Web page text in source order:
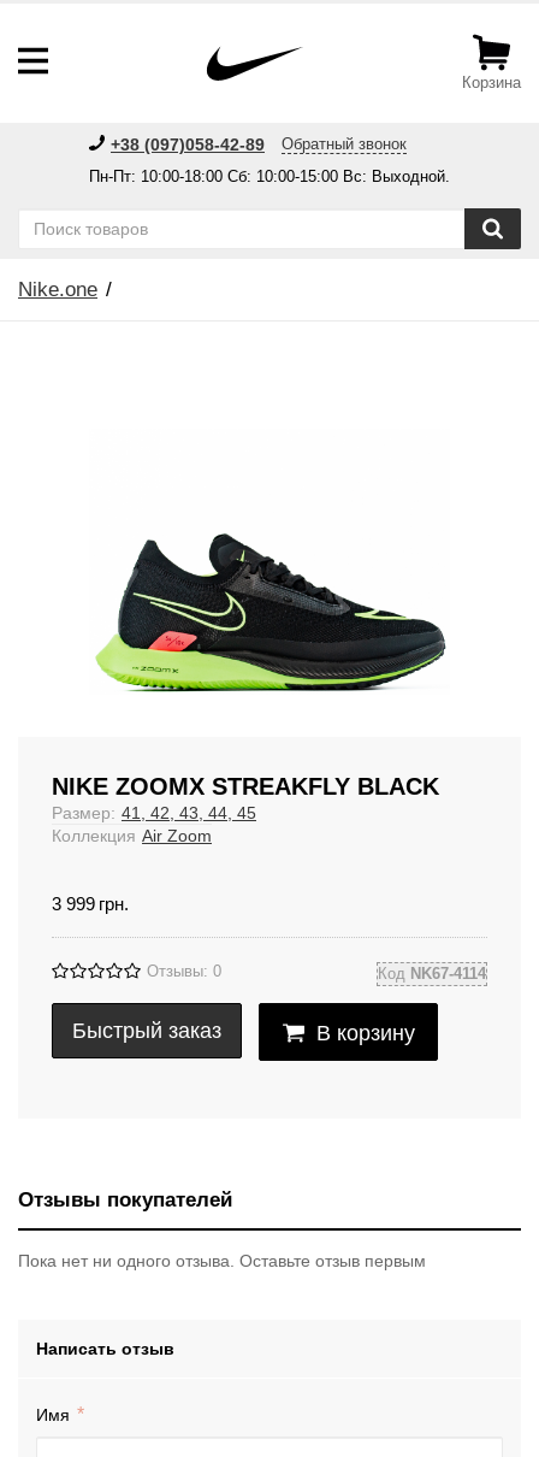
Корзина
+38 (097)058-42-89
Обратный звонок
Пн-Пт: 10:00-18:00 Сб: 10:00-15:00 Вс: Выходной.
Nike.one
NIKE ZOOMX STREAKFLY BLACK
Размер: 41, 42, 43, 44, 45
Коллекция Air Zoom
3 999 грн.
Отзывы: 0 Код NK67-4114
Быстрый заказ В корзину
Отзывы покупателей
Пока нет ни одного отзыва. Оставьте отзыв первым
Написать отзыв
Имя